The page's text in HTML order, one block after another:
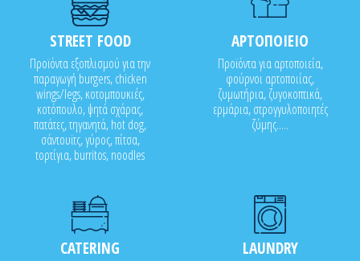
STREET FOOD
Προϊόντα εξοπλισμού για την
παραγωγή burgers, chicken
wings/legs, κοτομπουκιές,
κοτόπουλο, ψητά σχάρας,
πατάτες, τηγανητά, hot dog,
σάντουϊτς, γύρος, πίτσα,
τορτίγια, burritos, noodles
ΑΡΤΟΠΟΙΕΙΟ
Προϊόντα για αρτοποιεία,
φούρνοι αρτοποιίας,
ζυμωτήρια, ζυγοκοπτικά,
ερμάρια, στρογγυλοποιητές
ζύμης.....
CATERING LAUNDRY